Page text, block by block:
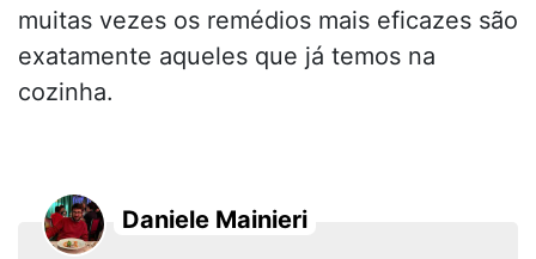
muitas vezes os remédios mais eficazes são
exatamente aqueles que já temos na
cozinha.
Daniele Mainieri